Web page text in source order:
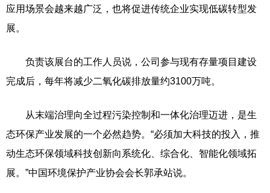
应用场景会越来越广泛，也将促进传统企业实现低碳转型发
展。
负责该展台的工作人员说，公司参与现有存量项目建设
完成后，每年将减少二氧化碳排放量约3100万吨。
从末端治理向全过程污染控制和一体化治理迈进，是生
态环保产业发展的一个必然趋势。“必须加大科技的投入，推
动生态环保领域科技创新向系统化、综合化、智能化领域拓
展。”中国环境保护产业协会会长郭承站说。